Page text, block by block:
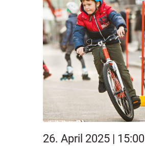
26. April 2025 | 15:00